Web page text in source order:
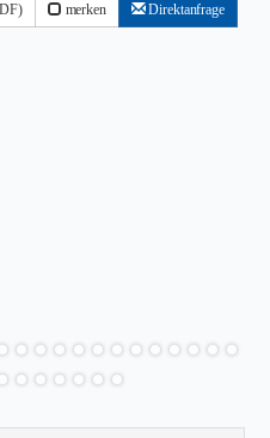
merken Direktanfrage